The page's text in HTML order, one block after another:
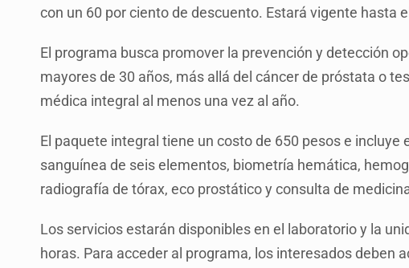
con un 60 por ciento de descuento. Estará vigente hasta
El programa busca promover la prevención y detección
mayores de 30 años, más allá del cáncer de próstata o
médica integral al menos una vez al año.
El paquete integral tiene un costo de 650 pesos e
sanguínea de seis elementos, biometría hemática,
radiografía de tórax, eco prostático y consulta de
Los servicios estarán disponibles en el laboratorio y la
horas. Para acceder al programa, los interesados deben